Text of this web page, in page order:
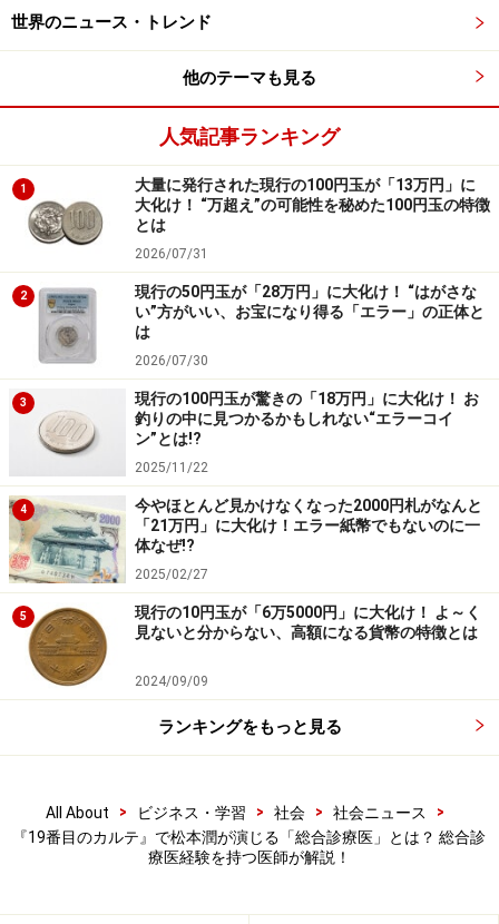
けでなく、患者の生活環境や心理状態も踏まえて診療を
行います。まさに、“病気ではなく人を診る”医療です。
初期診断、複数疾患の整理、社会的背景を含めた介入、
マネジメントする「医療の司令塔」と言えるでしょう。
『19番目のカルテ』では、複数の診療科を転々とする患
者の“診断がつかない病”に、若き総合診療医が地道な情
報収集と仮説検証を重ねて迫っていきます。これは、実
際の総合診療の現場でもよく見られるアプローチです。
「なんとなく不調」に向き合う医療の最前
線
実際、筆者も総合診療医としての勤務経験があります
が、「検査では異常がないがつらい」といった訴えを頻
繁に受けました。そうした場合、単に検査データだけを
見るのではなく、「生活リズム」「ストレス」「栄養」
「睡眠」など、多角的な視点から患者の健康状態を評価
する必要があります。
また、患者本人すら気づいていない、病気の“兆候”を見
抜く力も求められます。たとえば軽度な貧血の背後に消
化器がんが潜んでいたり、「なんとなく疲れる」という
す。そうした“見逃されがちな兆候”を察知することも、
総合診療医の責務です。
世界のニュース・トレンド
他のテーマも見る
人気記事ランキング
1
大量に発行された現行の100円玉が「13万円」に
大化け！ “万超え”の可能性を秘めた100円玉の特徴
とは
2026/07/31
2
現行の50円玉が「28万円」に大化け！ “はがさな
い”方がいい、お宝になり得る「エラー」の正体と
は
2026/07/30
3
現行の100円玉が驚きの「18万円」に大化け！ お
釣りの中に見つかるかもしれない“エラーコイ
ン”とは!?
2025/11/22
4
今やほとんど見かけなくなった2000円札がなんと
「21万円」に大化け！エラー紙幣でもないのに一
体なぜ!?
2025/02/27
5
現行の10円玉が「6万5000円」に大化け！ よ～く
見ないと分からない、高額になる貨幣の特徴とは
2024/09/09
ランキングをもっと見る
All About > ビジネス・学習 > 社会 > 社会ニュース
>
『19番目のカルテ』で松本潤が演じる「総合診療医」とは？ 総合診
療医経験を持つ医師が解説！